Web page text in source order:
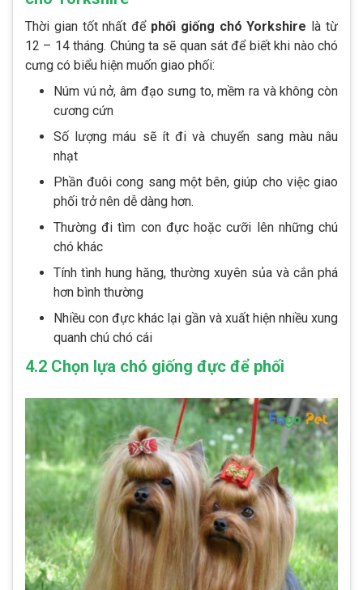
Thời gian tốt nhất để phối giống chó Yorkshire là từ
12 – 14 tháng. Chúng ta sẽ quan sát để biết khi nào chó
cưng có biểu hiện muốn giao phối:
Núm vú nở, âm đạo sưng to, mềm ra và không còn
cương cứn
Số lượng máu sẽ ít đi và chuyển sang màu nâu
nhạt
Phần đuôi cong sang một bên, giúp cho việc giao
phối trở nên dễ dàng hơn.
Thường đi tìm con đực hoặc cưỡi lên những chú
chó khác
Tính tình hung hăng, thường xuyên sủa và cắn phá
hơn bình thường
Nhiều con đực khác lại gần và xuất hiện nhiều xung
quanh chú chó cái
4.2 Chọn lựa chó giống đực để phối